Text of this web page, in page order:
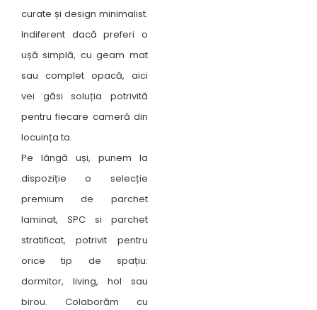
curate și design minimalist.
Indiferent dacă preferi o
ușă simplă, cu geam mat
sau complet opacă, aici
vei găsi soluția potrivită
pentru fiecare cameră din
locuința ta.
Pe lângă uși, punem la
dispoziție o selecție
premium de parchet
laminat, SPC si parchet
stratificat, potrivit pentru
orice tip de spațiu:
dormitor, living, hol sau
birou. Colaborăm cu